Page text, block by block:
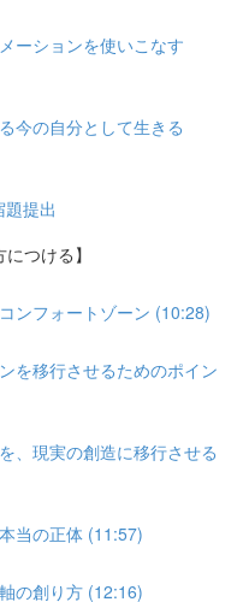
ーションを使いこなす
今の自分として生きる
提出
つける】
ンフォートゾーン (10:28)
を移行させるためのポイン
、現実の創造に移行させる
当の正体 (11:57)
の創り方 (12:16)